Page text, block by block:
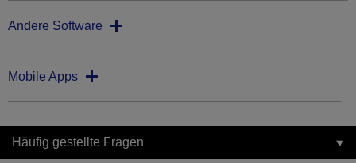
Andere Software
Mobile Apps
Häufig gestellte Fragen